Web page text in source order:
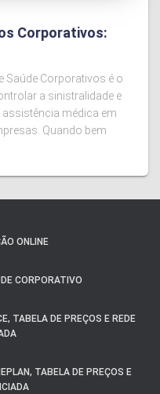
Corporativos:
Saúde Corporativos é o
a sinistralidade e
médica em
Quando bem
ONLINE
CORPORATIVO
TABELA DE PREÇOS E REDE
TABELA DE PREÇOS E